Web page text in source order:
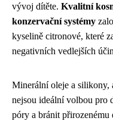
vývoj dítěte. Kvalitní
konzervační systémy
kyselině citronové, které
negativních vedlejších
Minerální oleje a silikony,
nejsou ideální volbou pro
póry a bránit